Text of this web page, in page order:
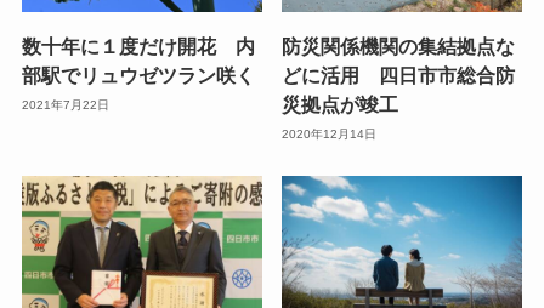
数十年に１度だけ開花 内
部駅でリュウゼツラン咲く
2021年7月22日
防災関係機関の集結拠点な
どに活用 四日市市総合防
災拠点が竣工
2020年12月14日